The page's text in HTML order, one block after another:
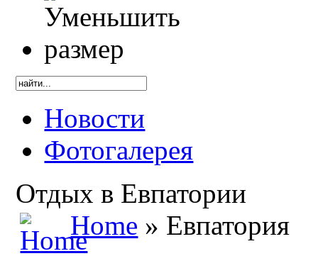
Новости
Фотогалерея
Отдых в Евпатории
Home » Евпатория